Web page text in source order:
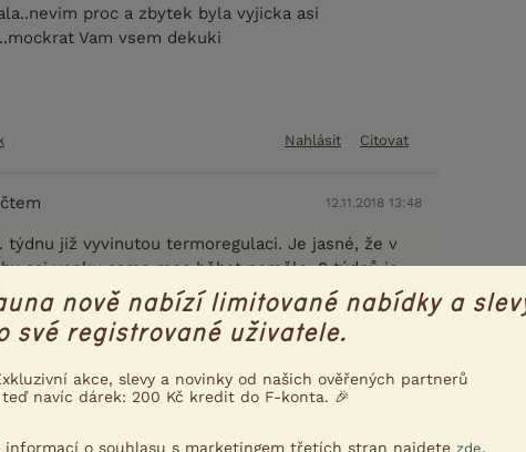
proc a zbytek byla vyjicka asi
Vam vsem dekuki
Nahlásit Citovat
12.11.2018 13:48
týdnu již vyvinutou termoregulaci. Je jasné, že v
asi venku samo moc běhat nemělo. 8 týdnů je
kvočny, které kuřata opustí i po 4- 5 týdnech,
z kraje léta, aby ještě stihly druhou várku. Nejlépe
pletivem v kurníku, pokud je tam světlo. Pípat
stále, protože je samo.
nově nabízí limitované nabídky a
své registrované uživatele.
akce, slevy a novinky od našich ověřených partnerů
teď navíc dárek: 200 Kč kredit do F-konta. 🎉
informací o souhlasu s marketingem třetích stran najdete zde.